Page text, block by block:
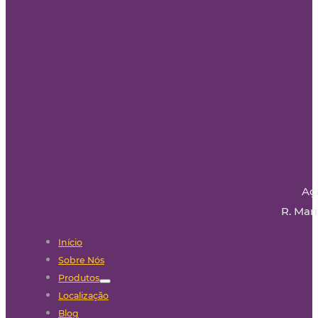
R.
Início
Sobre Nós
Produtos
Localização
Blog